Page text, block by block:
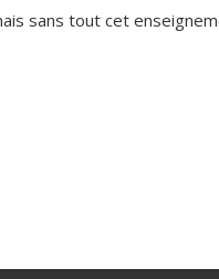
sans tout cet